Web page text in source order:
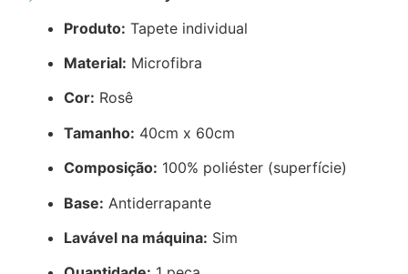
Produto: Tapete individual
Material: Microfibra
Cor: Rosê
Tamanho: 40cm x 60cm
Composição: 100% poliéster (superfície)
Base: Antiderrapante
Lavável na máquina: Sim